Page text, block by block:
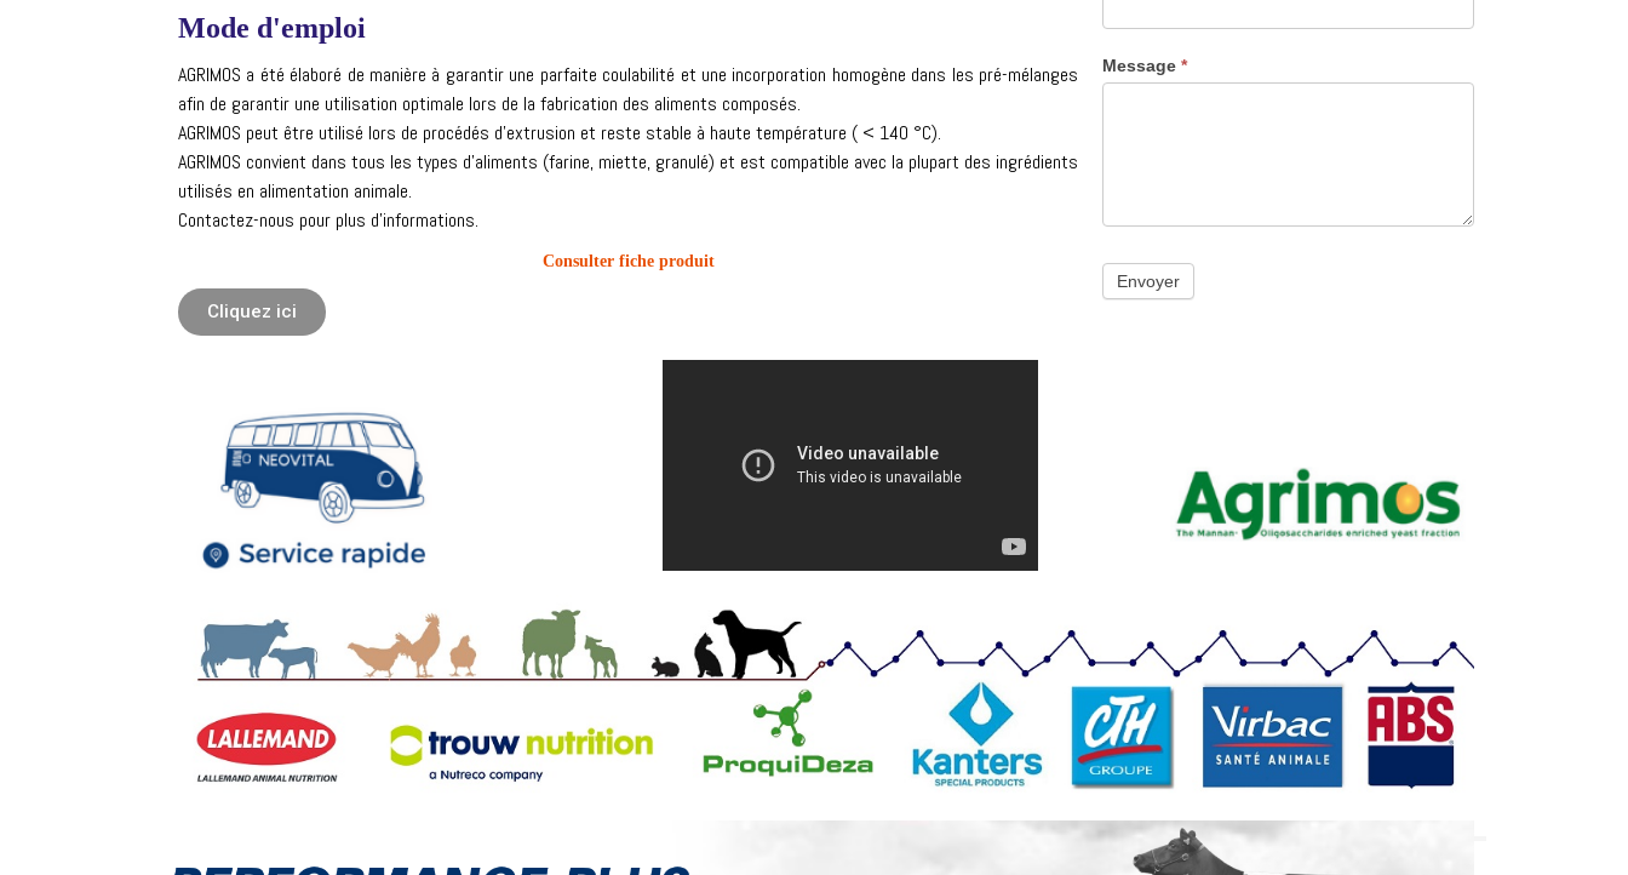
Mode d'emploi
AGRIMOS a été élaboré de manière à garantir une parfaite coulabilité et une incorporation homogène dans les pré-mélanges
afin de garantir une utilisation optimale lors de la fabrication des aliments composés.
AGRIMOS peut être utilisé lors de procédés d’extrusion et reste stable à haute température ( < 140 °C).
AGRIMOS convient dans tous les types d’aliments (farine, miette, granulé) et est compatible avec la plupart des ingrédients
utilisés en alimentation animale.
Contactez-nous pour plus d’informations.
Consulter fiche produit
Cliquez ici
Message *
Envoyer
EXOLIUM SPRAY